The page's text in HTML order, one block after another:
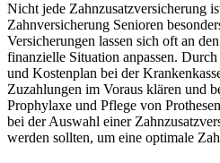
Nicht jede Zahnzusatzversicherung
Zahnversicherung Senioren
Versicherungen lassen sich oft an
finanzielle Situation anpassen.
und Kostenplan bei der
Zuzahlungen im Voraus klären und
Prophylaxe und Pflege von
bei der Auswahl einer
werden sollten, um eine optimale